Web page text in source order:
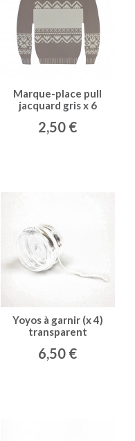
Marque-place pull
jacquard gris x 6
2,50 €
Yoyos à garnir (x 4)
transparent
6,50 €